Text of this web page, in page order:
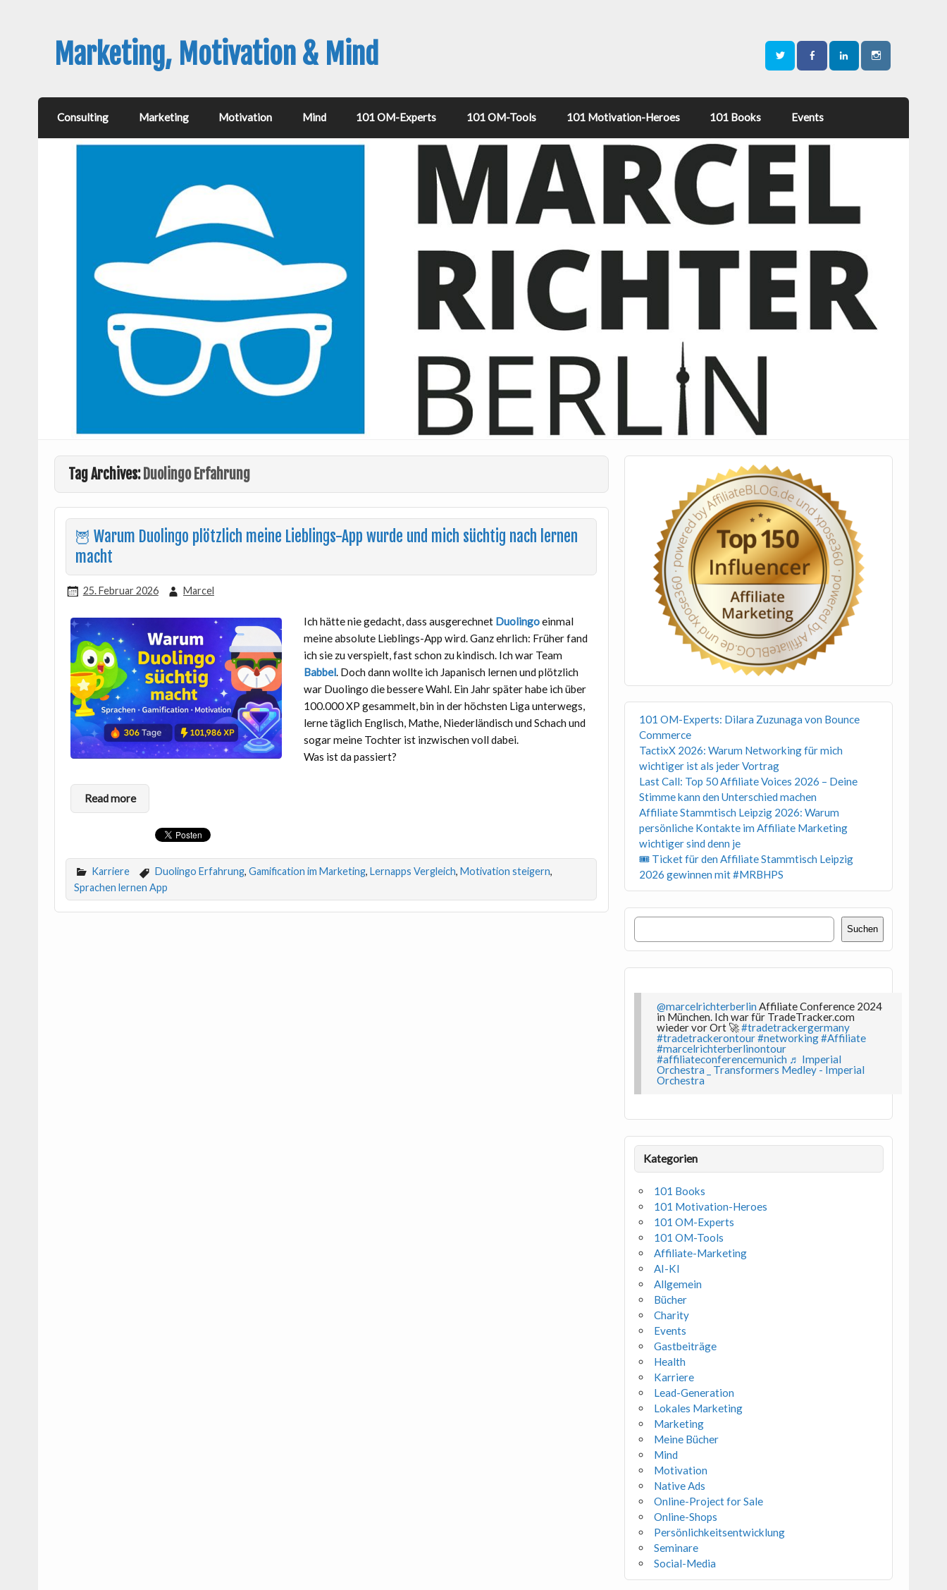
Marketing, Motivation & Mind
Consulting Marketing Motivation Mind 101 OM-Experts 101 OM-Tools 101 Motivation-Heroes 101 Books Events
Tag Archives: Duolingo Erfahrung
🦉 Warum Duolingo plötzlich meine Lieblings-App wurde und mich süchtig nach lernen
macht
25. Februar 2026 Marcel
Ich hätte nie gedacht, dass ausgerechnet Duolingoeinmal
meine absolute Lieblings-App wird. Ganz ehrlich: Früher fand
ich sie zu verspielt, fast schon zu kindisch. Ich war Team
Babbel. Doch dann wollte ich Japanisch lernen und plötzlich
war Duolingo die bessere Wahl. Ein Jahr später habe ich über
100.000 XP gesammelt, bin in der höchsten Liga unterwegs,
lerne täglich Englisch, Mathe, Niederländisch und Schach und
sogar meine Tochter ist inzwischen voll dabei.
Was ist da passiert?
Read more
Karriere Duolingo Erfahrung, Gamification im Marketing, Lernapps Vergleich, Motivation steigern,
Sprachen lernen App
101 OM-Experts: Dilara Zuzunaga von Bounce
Commerce
TactixX 2026: Warum Networking für mich
wichtiger ist als jeder Vortrag
Last Call: Top 50 Affiliate Voices 2026 – Deine
Stimme kann den Unterschied machen
Affiliate Stammtisch Leipzig 2026: Warum
persönliche Kontakte im Affiliate Marketing
wichtiger sind denn je
🎟 Ticket für den Affiliate Stammtisch Leipzig
2026 gewinnen mit #MRBHPS
Suchen
Suchen
@marcelrichterberlin Affiliate Conference 2024
in München. Ich war für TradeTracker.com
wieder vor Ort 🚀#tradetrackergermany
#tradetrackerontour#networking#Affiliate
#marcelrichterberlinontour
#affiliateconferencemunich ♬ Imperial
Orchestra _ Transformers Medley - Imperial
Orchestra
Kategorien
101 Books
101 Motivation-Heroes
101 OM-Experts
101 OM-Tools
Affiliate-Marketing
AI-KI
Allgemein
Bücher
Charity
Events
Gastbeiträge
Health
Karriere
Lead-Generation
Lokales Marketing
Marketing
Meine Bücher
Mind
Motivation
Native Ads
Online-Project for Sale
Online-Shops
Persönlichkeitsentwicklung
Seminare
Social-Media